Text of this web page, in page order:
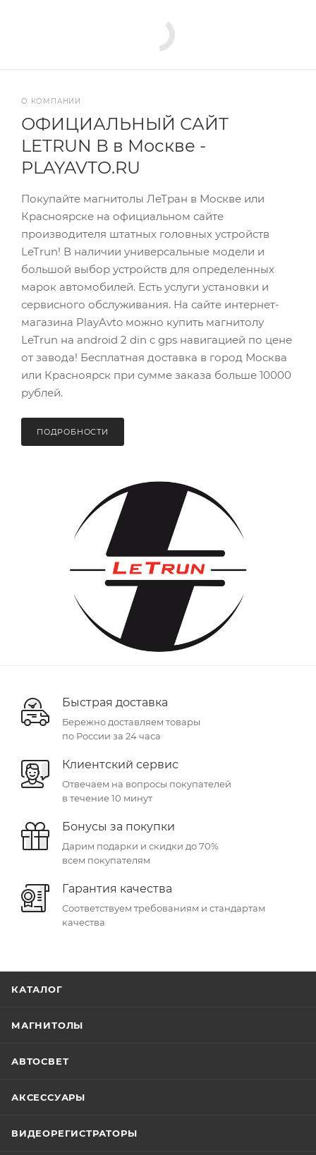
О КОМПАНИИ
ОФИЦИАЛЬНЫЙ САЙТ
LETRUN В в Москве -
PLAYAVTO.RU
Покупайте магнитолы ЛеТран в Москве или
Красноярске на официальном сайте
производителя штатных головных устройств
LeTrun! В наличии универсальные модели и
большой выбор устройств для определенных
марок автомобилей. Есть услуги установки и
сервисного обслуживания. На сайте интернет-
магазина PlayAvto можно купить магнитолу
LeTrun на android 2 din c gps навигацией по цене
от завода! Бесплатная доставка в город Москва
или Красноярск при сумме заказа больше 10000
рублей.
ПОДРОБНОСТИ
Быстрая доставка
Бережно доставляем товары
по России за 24 часа
Клиентский сервис
Отвечаем на вопросы покупателей
в течение 10 минут
Бонусы за покупки
Дарим подарки и скидки до 70%
всем покупателям
Гарантия качества
Соответствуем требованиям и стандартам
качества
КАТАЛОГ
МАГНИТОЛЫ
АВТОСВЕТ
АКСЕССУАРЫ
ВИДЕОРЕГИСТРАТОРЫ